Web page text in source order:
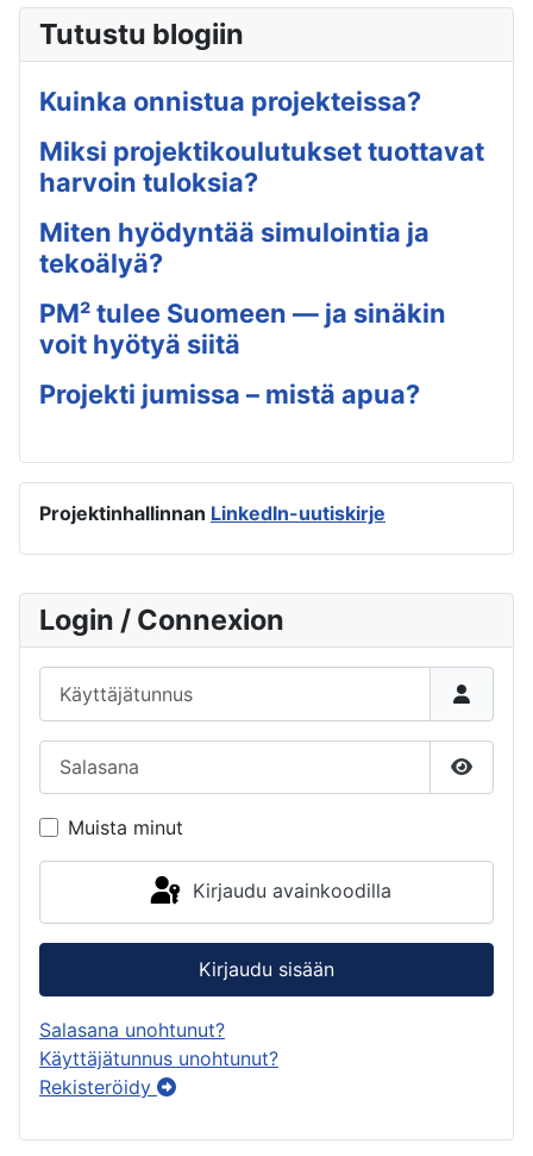
Login / Connexion
Näytä
Muista minut
Kirjaudu avainkoodilla
Kirjaudu sisään
Salasana unohtunut?
Käyttäjätunnus unohtunut?
Rekisteröidy
Tutustu blogiin
Kuinka onnistua projekteissa?
Miksi projektikoulutukset tuottavat
harvoin tuloksia?
Miten hyödyntää simulointia ja
tekoälyä?
PM² tulee Suomeen — ja sinäkin
voit hyötyä siitä
Projekti jumissa – mistä apua?
Projektinhallinnan LinkedIn-uutiskirje